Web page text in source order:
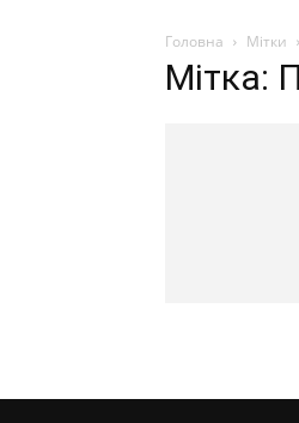
Преспоінт
Головна Мітки
Мітка: